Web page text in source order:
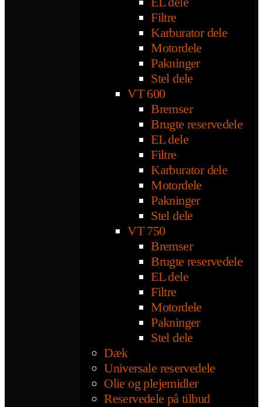
Filtre
Karburator dele
Motordele
Pakninger
Stel dele
VT 600
Bremser
Brugte reservedele
EL dele
Filtre
Karburator dele
Motordele
Pakninger
Stel dele
VT 750
Bremser
Brugte reservedele
EL dele
Filtre
Motordele
Pakninger
Stel dele
Dæk
Universale reservedele
Olie og plejemidler
Reservedele på tilbud